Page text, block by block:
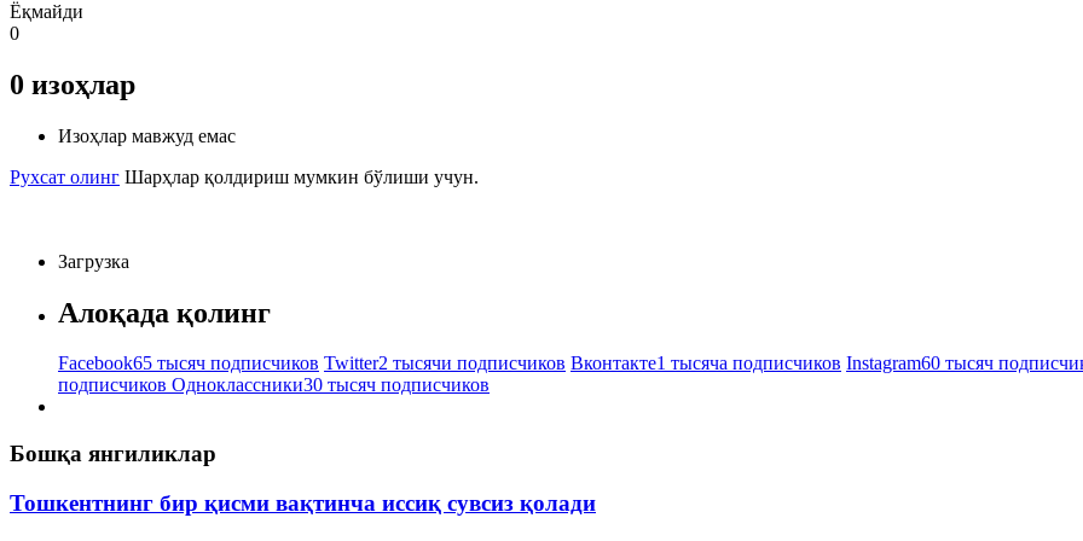
Ёқмайди
0
0 изоҳлар
Изоҳлар мавжуд емас
Рухсат олинг Шарҳлар қолдириш мумкин бўлиши учун.
Загрузка
Алоқада қолинг
Facebook65 тысяч подписчиков Twitter2 тысячи подписчиков Вконтакте1 тысяча подписчиков Instagram60 тысяч
подписчиков Одноклассники30 тысяч подписчиков
Бошқа янгиликлар
Тошкентнинг бир қисми вақтинча иссиқ сувсиз қолади